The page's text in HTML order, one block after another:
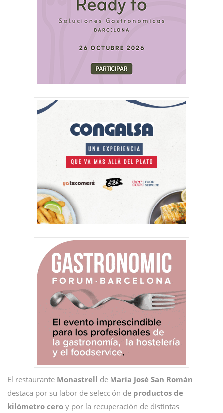
El restaurante Monastrell de María José San Román
destaca por su labor de selección de productos de
kilómetro cero y por la recuperación de distintas